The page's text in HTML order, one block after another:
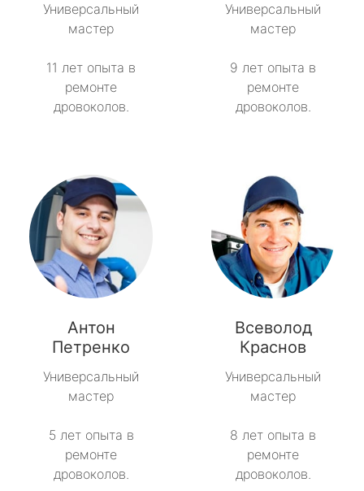
Универсальный
мастер
11 лет опыта в
ремонте
дровоколов.
Универсальный
мастер
9 лет опыта в
ремонте
дровоколов.
Антон
Петренко
Универсальный
мастер
5 лет опыта в
ремонте
дровоколов.
Всеволод
Краснов
Универсальный
мастер
8 лет опыта в
ремонте
дровоколов.